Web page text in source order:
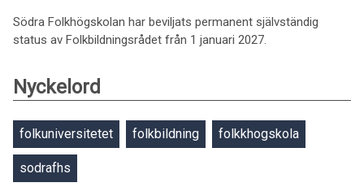
Södra Folkhögskolan har beviljats permanent självständig
status av Folkbildningsrådet från 1 januari 2027.
Nyckelord
folkuniversitetet folkbildning folkkhogskola
sodrafhs